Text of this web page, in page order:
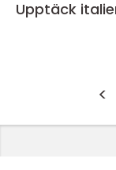
Upptäck
<